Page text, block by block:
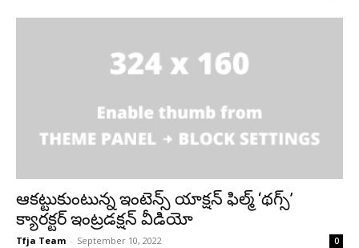
ఆకట్టుకుంటున్న ఇంటెన్స్ యాక్షన్ ఫిల్మ్ ‘థగ్స్’
క్యారక్టర్ ఇంట్రడక్షన్ వీడియో
Tfja Team - September 10, 2022 0